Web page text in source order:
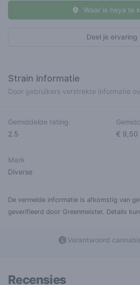
Deel je ervaring
Waar is heya te
Strain informatie
Door gebruikers verstrekte informatie
Gemiddelde rating
2.5
€ 9,50
Merk
Diverse
De vermelde informatie is afkomstig van
geverifieerd door Greenmeister. Details
Verantwoord
Recensies